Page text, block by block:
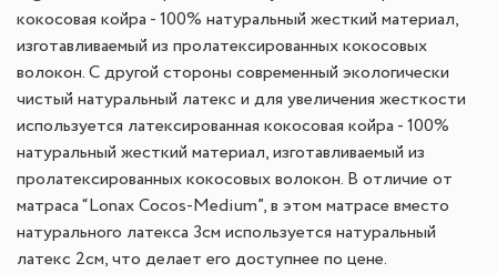
кокосовая койра - 100% натуральный жесткий материал,
изготавливаемый из пролатексированных кокосовых
волокон. С другой стороны современный экологически
чистый натуральный латекс и для увеличения жесткости
используется латексированная кокосовая койра - 100%
натуральный жесткий материал, изготавливаемый из
пролатексированных кокосовых волокон. В отличие от
матраса “Lonax Cocos-Medium”, в этом матрасе вместо
натурального латекса 3см используется натуральный
латекс 2см, что делает его доступнее по цене.